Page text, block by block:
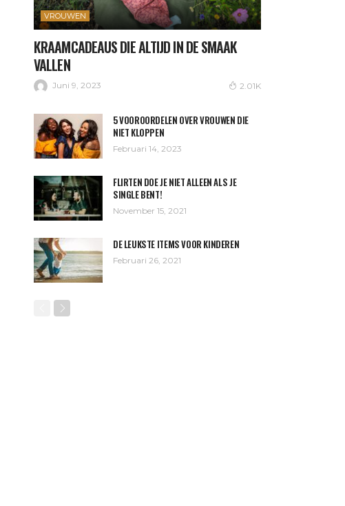
VROUWEN
KRAAMCADEAUS DIE ALTIJD IN DE SMAAK
VALLEN
Juni 9, 2023 2.01K
5 VOOROORDELEN OVER VROUWEN DIE
NIET KLOPPEN
Februari 14, 2023
FLIRTEN DOE JE NIET ALLEEN ALS JE
SINGLE BENT!
November 15, 2021
DE LEUKSTE ITEMS VOOR KINDEREN
Februari 26, 2021